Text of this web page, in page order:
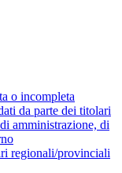
o incompleta
da parte dei titolari
amministrazione, di
regionali/provinciali